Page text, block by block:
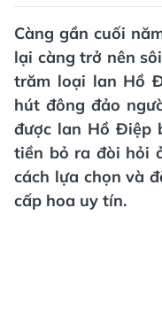
Càng gần cuối
lại càng trở nên
trăm loại lan Hồ
hút đông đảo
được lan Hồ Điệp
tiền bỏ ra đòi hỏi
cách lựa chọn và
cấp hoa uy tín.